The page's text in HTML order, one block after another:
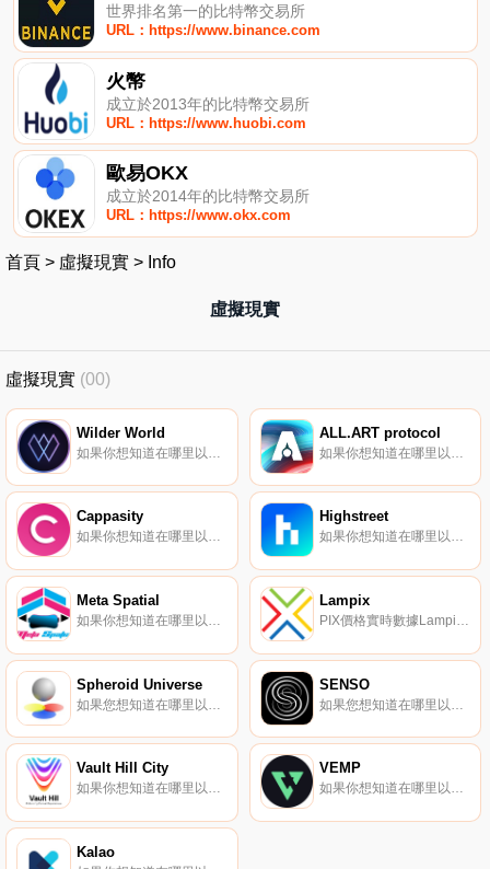
世界排名第一的比特幣交易所
URL：https://www.binance.com
火幣
成立於2013年的比特幣交易所
URL：https://www.huobi.com
歐易OKX
成立於2014年的比特幣交易所
URL：https://www.okx.com
首頁 > 虛擬現實 > Info
虛擬現實
虛擬現實 (00)
Wilder World ALL.ART protocol
Cappasity
如果你想知道在哪里以當前價格購買Cappasity,目前交易{Cappasity]股票的頂級加密貨幣交易所是KuCoin。您可以在我們的加密貨幣交易所頁面上找到其他列表。Cappasity是一個簡單、可擴展的平臺,用于創建、嵌入和分析3D、AR和NFT內容.
Highstreet
如果你想知道在哪里以當前價格購買Highstreet,目前交易{Highstreet]股票的頂級加密貨幣交易所是Binance、Deepcoin、BTCEX、Bitrue和CoinW。您可以在我們的加密貨幣交易所頁面上找到其他列表.
Meta Spatial
如果你想知道在哪里以當前價格購買Meta Spatial,目前交易{Meta Spatial]股票的頂級加密貨幣交易所是MEXC和PancakeSwap（V2）。您可以在我們的加密貨幣交易所頁面上找到其他列表。Meta Spatial是一個虛擬超宇宙（元宇宙）,包括各種無限空間.
Lampix
PIX價格實時數據Lampix（PIX）是一種加密貨幣,在以太坊平臺上運行。Lampix目前的供應量為327154880,其中135322017正在流通。最近已知的Lampix價格為0.00084281美元,在過去24小時內上漲了0.00.
Spheroid Universe SENSO
Vault Hill City
如果你想知道在哪里以當前價格購買Vault Hill City,目前交易{Vault Hill City]股票的頂級加密貨幣交易所是BitMart和MEXC。您可以在我們的加密貨幣交易所頁面上找到其他列表。Vault Hill City是一個基于區塊鏈的擴展現實元宇宙,旨在讓你感覺更人性化.
VEMP
如果你想知道在哪里以當前價格購買VEMP,目前交易{VEMP]股票的頂級加密貨幣交易所是Bitrue、CoinW、Bitget、DigiFinex和BingX。您可以在我們的加密貨幣交易所頁面上找到其他列表.
Kalao